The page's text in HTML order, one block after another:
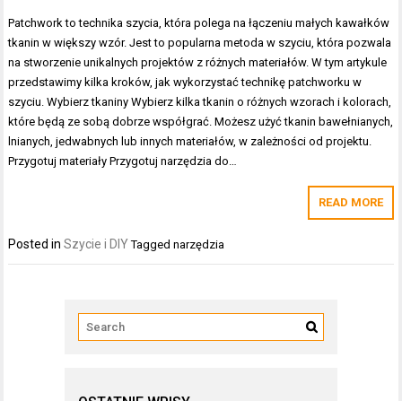
Patchwork to technika szycia, która polega na łączeniu małych kawałków
tkanin w większy wzór. Jest to popularna metoda w szyciu, która pozwala
na stworzenie unikalnych projektów z różnych materiałów. W tym artykule
przedstawimy kilka kroków, jak wykorzystać technikę patchworku w
szyciu. Wybierz tkaniny Wybierz kilka tkanin o różnych wzorach i kolorach,
które będą ze sobą dobrze współgrać. Możesz użyć tkanin bawełnianych,
lnianych, jedwabnych lub innych materiałów, w zależności od projektu.
Przygotuj materiały Przygotuj narzędzia do…
READ MORE
Posted inSzycie i DIY Taggednarzędzia